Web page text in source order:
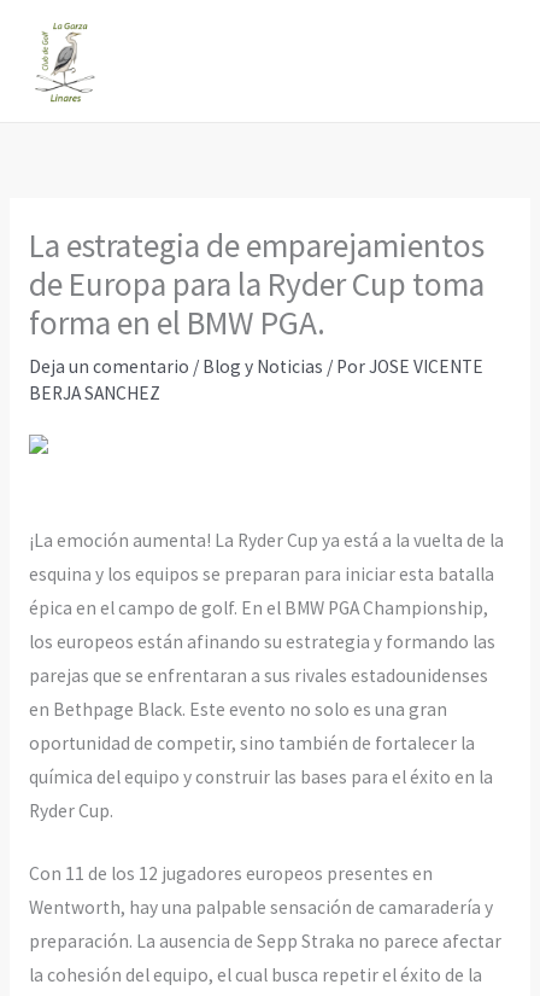
contenido
La estrategia de emparejamientos
de Europa para la Ryder Cup toma
forma en el BMW PGA.
Deja un comentario / Blog y Noticias / PorJOSE VICENTE
BERJA SANCHEZ
¡La emoción aumenta! La Ryder Cup ya está a la vuelta de la
esquina y los equipos se preparan para iniciar esta batalla
épica en el campo de golf. En el BMW PGA Championship,
los europeos están afinando su estrategia y formando las
parejas que se enfrentaran a sus rivales estadounidenses
en Bethpage Black. Este evento no solo es una gran
oportunidad de competir, sino también de fortalecer la
química del equipo y construir las bases para el éxito en la
Ryder Cup.
Con 11 de los 12 jugadores europeos presentes en
Wentworth, hay una palpable sensación de camaradería y
preparación. La ausencia de Sepp Straka no parece afectar
la cohesión del equipo, el cual busca repetir el éxito de la